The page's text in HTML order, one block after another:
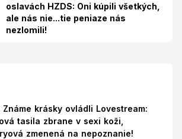
oslavách HZDS: Oni kúpili všetkých,
ale nás nie...tie peniaze nás
nezlomili!
Známe krásky ovládli Lovestream:
tasila zbrane v sexi koži,
zmenená na nepoznanie!